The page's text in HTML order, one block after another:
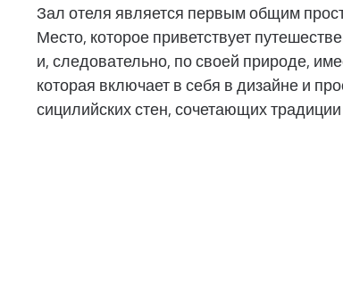
Зал отеля является первым общим
Место, которое приветствует
и, следовательно, по своей природе,
которая включает в себя в дизайне и
сицилийских стен, сочетающих